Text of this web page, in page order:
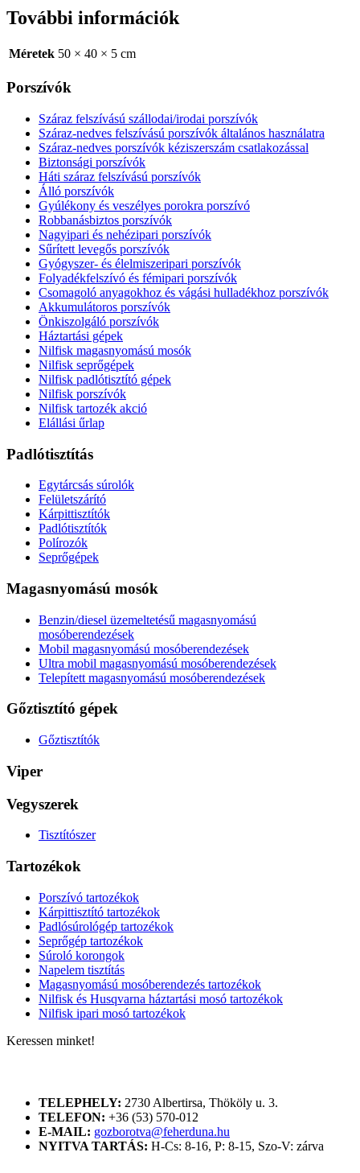
További információk
Méretek 50 × 40 × 5 cm
Porszívók
Száraz felszívású szállodai/irodai porszívók
Száraz-nedves felszívású porszívók általános használatra
Száraz-nedves porszívók kéziszerszám csatlakozással
Biztonsági porszívók
Háti száraz felszívású porszívók
Álló porszívók
Gyúlékony és veszélyes porokra porszívó
Robbanásbiztos porszívók
Nagyipari és nehézipari porszívók
Sűrített levegős porszívók
Gyógyszer- és élelmiszeripari porszívók
Folyadékfelszívó és fémipari porszívók
Csomagoló anyagokhoz és vágási hulladékhoz porszívók
Akkumulátoros porszívók
Önkiszolgáló porszívók
Háztartási gépek
Nilfisk magasnyomású mosók
Nilfisk seprőgépek
Nilfisk padlótisztító gépek
Nilfisk porszívók
Nilfisk tartozék akció
Elállási űrlap
Padlótisztítás
Egytárcsás súrolók
Felületszárító
Kárpittisztítók
Padlótisztítók
Polírozók
Seprőgépek
Magasnyomású mosók
Benzin/diesel üzemeltetésű magasnyomású
mosóberendezések
Mobil magasnyomású mosóberendezések
Ultra mobil magasnyomású mosóberendezések
Telepített magasnyomású mosóberendezések
Gőztisztító gépek
Gőztisztítók
Viper
Vegyszerek
Tisztítószer
Tartozékok
Porszívó tartozékok
Kárpittisztító tartozékok
Padlósúrológép tartozékok
Seprőgép tartozékok
Súroló korongok
Napelem tisztítás
Magasnyomású mosóberendezés tartozékok
Nilfisk és Husqvarna háztartási mosó tartozékok
Nilfisk ipari mosó tartozékok
Keressen minket!
TELEPHELY: 2730 Albertirsa, Thököly u. 3.
TELEFON: +36 (53) 570-012
E-MAIL: gozborotva@feherduna.hu
NYITVA TARTÁS: H-Cs: 8-16, P: 8-15, Szo-V: zárva